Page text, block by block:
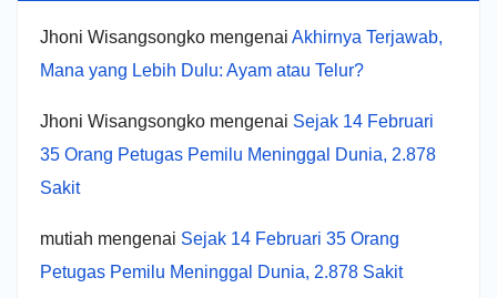
Jhoni Wisangsongko mengenai Akhirnya Terjawab,
Mana yang Lebih Dulu: Ayam atau Telur?
Jhoni Wisangsongko mengenai Sejak 14 Februari
35 Orang Petugas Pemilu Meninggal Dunia, 2.878
Sakit
mutiah mengenai Sejak 14 Februari 35 Orang
Petugas Pemilu Meninggal Dunia, 2.878 Sakit